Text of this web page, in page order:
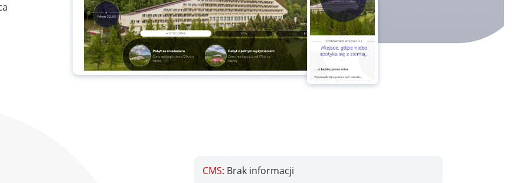
CMS: Brak informacji